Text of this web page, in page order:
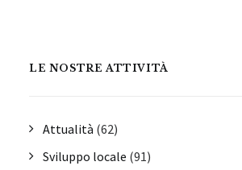
LE NOSTRE ATTIVITÀ
Attualità (62)
Sviluppo locale (91)